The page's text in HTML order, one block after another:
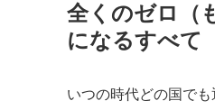
全くのゼロ（
になるすべて
いつの時代どの国で